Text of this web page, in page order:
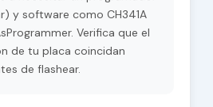
y software como CH341A
Verifica que el
de tu placa coincidan
de flashear.